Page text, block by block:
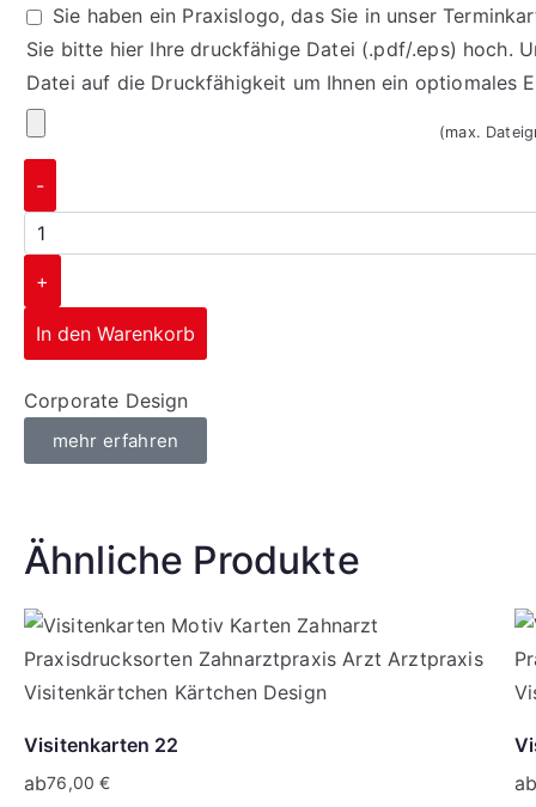
Sie haben ein Praxislogo, das Sie in unser
Sie bitte hier Ihre druckfähige Datei (.pdf/.eps) hoch.
Datei auf die Druckfähigkeit um Ihnen ein optiomales
(max.
-
+
In den Warenkorb
Corporate Design
mehr erfahren
Ähnliche Produkte
Visitenkarten 22
ab76,00€